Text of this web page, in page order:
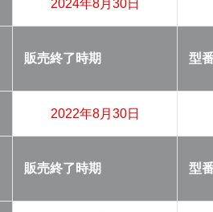
2024年8月30日
販売終了 時期 型
2022年8月30日
販売終了 時期 型